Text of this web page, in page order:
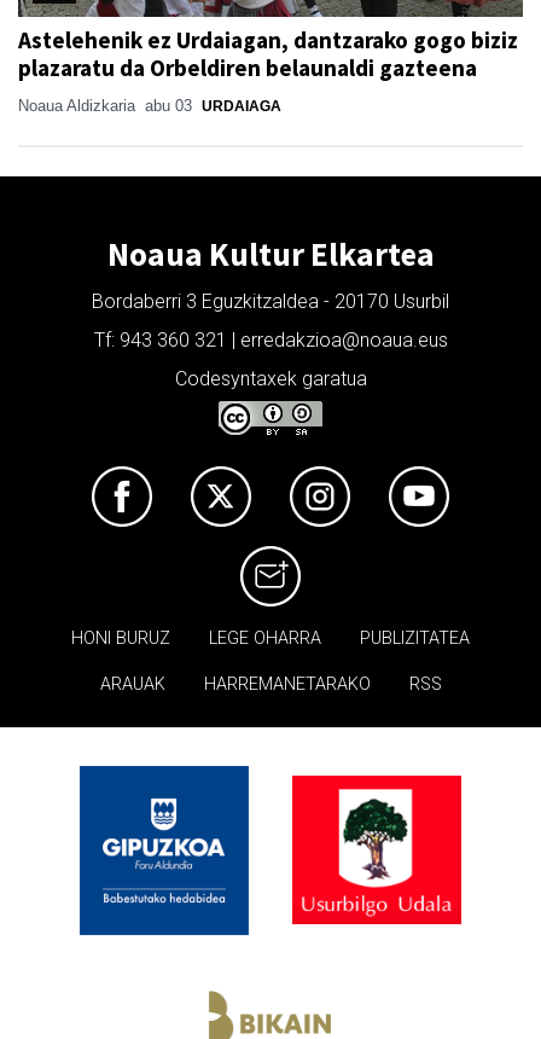
Astelehenik ez Urdaiagan, dantzarako gogo biziz
plazaratu da Orbeldiren belaunaldi gazteena
Noaua Aldizkaria abu 03 URDAIAGA
Noaua Kultur Elkartea
Bordaberri 3 Eguzkitzaldea - 20170 Usurbil
Tf: 943 360 321 | erredakzioa@noaua.eus
Codesyntaxek garatua
HONI BURUZ LEGE OHARRA PUBLIZITATEA
ARAUAK HARREMANETARAKO RSS